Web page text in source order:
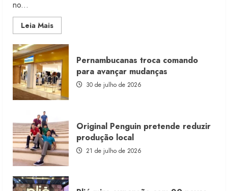
no...
Leia MaisRead
more
Morena
Rosa
lança
franquia
com
estoque
consignado
Pernambucanas troca comando
para avançar mudanças
30 de julho de 2026
Original Penguin pretende reduzir
produção local
21 de julho de 2026